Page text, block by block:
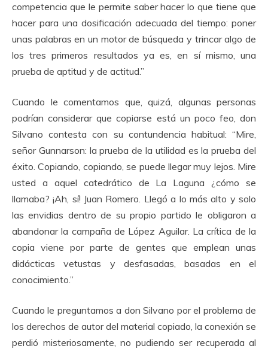
competencia que le permite saber hacer lo que tiene que
hacer para una dosificación adecuada del tiempo: poner
unas palabras en un motor de búsqueda y trincar algo de
los tres primeros resultados ya es, en sí mismo, una
prueba de aptitud y de actitud.”
Cuando le comentamos que, quizá, algunas personas
podrían considerar que copiarse está un poco feo, don
Silvano contesta con su contundencia habitual: “Mire,
señor Gunnarson: la prueba de la utilidad es la prueba del
éxito. Copiando, copiando, se puede llegar muy lejos. Mire
usted a aquel catedrático de La Laguna ¿cómo se
llamaba? ¡Ah, sí! Juan Romero. Llegó a lo más alto y solo
las envidias dentro de su propio partido le obligaron a
abandonar la campaña de López Aguilar. La crítica de la
copia viene por parte de gentes que emplean unas
didácticas vetustas y desfasadas, basadas en el
conocimiento.”
Cuando le preguntamos a don Silvano por el problema de
los derechos de autor del material copiado, la conexión se
perdió misteriosamente, no pudiendo ser recuperada al